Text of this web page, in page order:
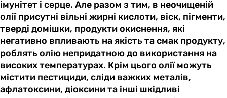
імунітет і серце. Але разом з тим, в неочищеній
олії присутні вільні жирні кислоти, віск, пігменти,
тверді домішки, продукти окиснення, які
негативно впливають на якість та смак продукту,
роблять олію непридатною до використання на
високих температурах. Крім цього олії можуть
містити пестициди, сліди важких металів,
афлатоксини, діоксини та інші шкідливі